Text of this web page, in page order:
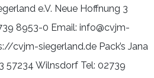
e.V. Neue Hoffnung 3
8953-0 Email: info@cvjm-
cvjm-siegerland.de Pack’s Jana
57234 Wilnsdorf Tel: 02739